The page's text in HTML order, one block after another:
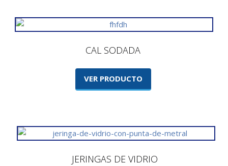
CAL SODADA
VER PRODUCTO
JERINGAS DE VIDRIO